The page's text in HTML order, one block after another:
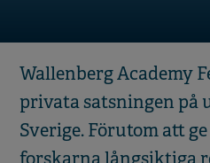
Wallenberg Academy
privata satsningen på
Sverige. Förutom att